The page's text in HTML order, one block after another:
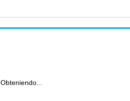
Obteniendo...